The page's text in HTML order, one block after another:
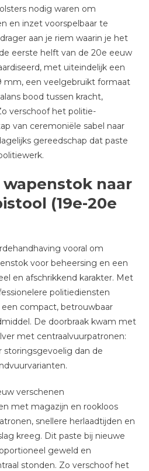
nodig waren om
en inzet voorspelbaar te
aan je riem waarin je het
eerste helft van de 20e eeuw
met uiteindelijk een
mm, een veelgebruikt formaat
bood tussen kracht,
verschoof het politie-
van ceremoniële sabel naar
gereedschap dat paste
wapenstok naar
(19e-20e
vooral om
voor beheersing en een
en afschrikkend karakter. Met
politiediensten
compact, betrouwbaar
De doorbraak kwam met
met centraalvuurpatronen:
storingsgevoelig dan de
verschenen
met magazijn en rookloos
snellere herlaadtijden en
kreeg. Dit paste bij nieuwe
geweld en
stonden. Zo verschoof het